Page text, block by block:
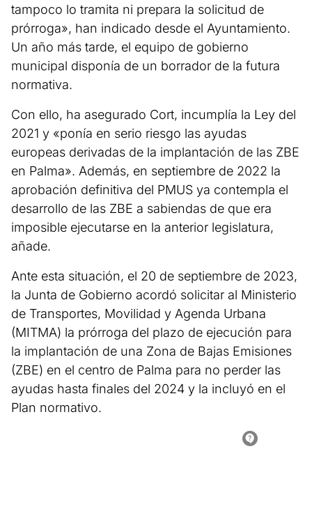
tampoco lo tramita ni prepara la solicitud de
prórroga», han indicado desde el Ayuntamiento.
Un año más tarde, el equipo de gobierno
municipal disponía de un borrador de la futura
normativa.
Con ello, ha asegurado Cort, incumplía la Ley del
2021 y «ponía en serio riesgo las ayudas
europeas derivadas de la implantación de las ZBE
en Palma». Además, en septiembre de 2022 la
aprobación definitiva del PMUS ya contempla el
desarrollo de las ZBE a sabiendas de que era
imposible ejecutarse en la anterior legislatura,
añade.
Ante esta situación, el 20 de septiembre de 2023,
la Junta de Gobierno acordó solicitar al Ministerio
de Transportes, Movilidad y Agenda Urbana
(MITMA) la prórroga del plazo de ejecución para
la implantación de una Zona de Bajas Emisiones
(ZBE) en el centro de Palma para no perder las
ayudas hasta finales del 2024 y la incluyó en el
Plan normativo.